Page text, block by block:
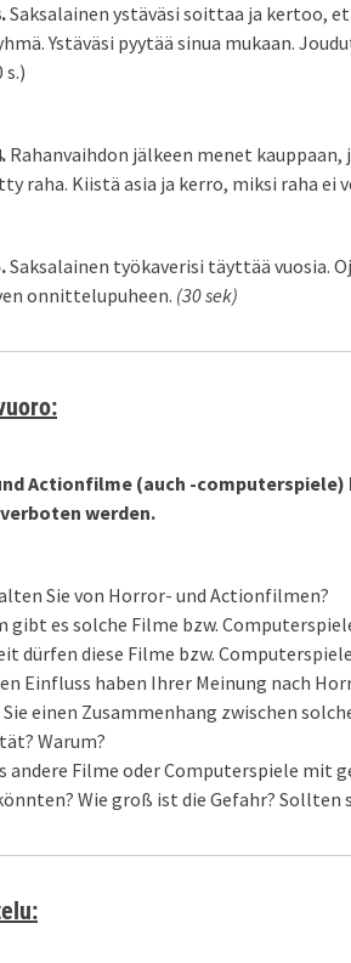
Saksalainen ystäväsi soittaa ja kertoo,
Ystäväsi pyytää sinua mukaan.
s.)
Rahanvaihdon jälkeen menet
raha. Kiistä asia ja kerro, miksi raha ei
Saksalainen työkaverisi täyttää vuosia.
onnittelupuheen. (30 sek)
Actionfilme (auch -
werden.
Sie von Horror- und Actionfilmen?
es solche Filme bzw.
dürfen diese Filme bzw.
Einfluss haben Ihrer Meinung nach
einen Zusammenhang zwischen
Warum?
Filme oder Computerspiele mit
Wie groß ist die Gefahr? Sollten